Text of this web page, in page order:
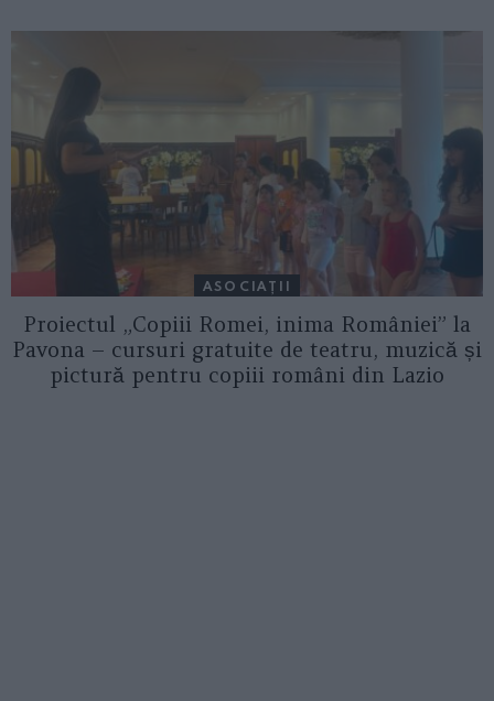
ASOCIAŢII
Proiectul „Copiii Romei, inima României” la
Pavona – cursuri gratuite de teatru, muzică și
pictură pentru copiii români din Lazio